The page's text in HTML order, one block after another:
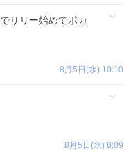
リリー始めてポカ
8月5日(水) 10:10
8月5日(水) 8:09